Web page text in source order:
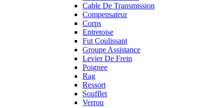
Cable De Transmission
Compensateur
Corps
Entretoise
Fut Coulissant
Groupe Assistance
Levier De Frein
Poignee
Rag
Ressort
Soufflet
Verrou